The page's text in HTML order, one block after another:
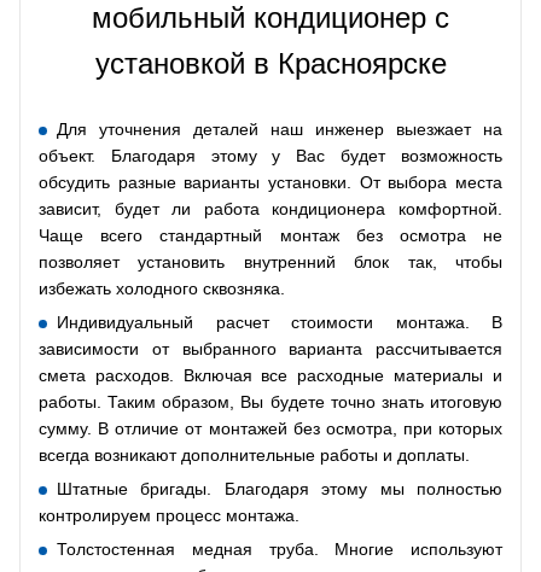
мобильный кондиционер с
установкой в Красноярске
Для уточнения деталей наш инженер выезжает на
объект. Благодаря этому у Вас будет возможность
обсудить разные варианты установки. От выбора места
зависит, будет ли работа кондиционера комфортной.
Чаще всего стандартный монтаж без осмотра не
позволяет установить внутренний блок так, чтобы
избежать холодного сквозняка.
Индивидуальный расчет стоимости монтажа. В
зависимости от выбранного варианта рассчитывается
смета расходов. Включая все расходные материалы и
работы. Таким образом, Вы будете точно знать итоговую
сумму. В отличие от монтажей без осмотра, при которых
всегда возникают дополнительные работы и доплаты.
Штатные бригады. Благодаря этому мы полностью
контролируем процесс монтажа.
Толстостенная медная труба. Многие используют